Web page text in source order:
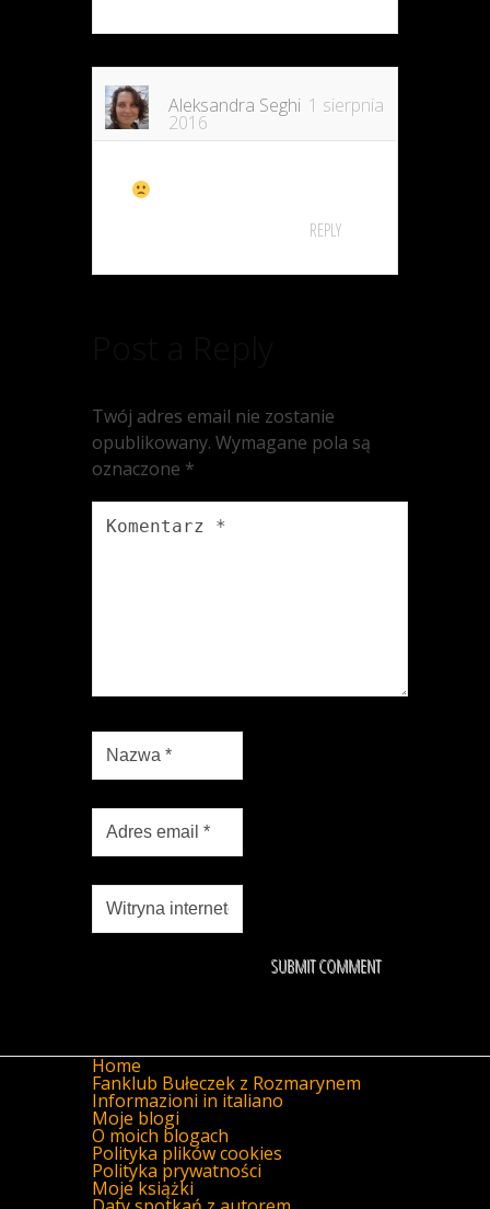
Aleksandra Seghi 1 sierpnia
2016
REPLY
Twój adres email nie zostanie
opublikowany. Wymagane pola są
oznaczone *
Home
Fanklub Bułeczek z Rozmarynem
Informazioni in italiano
Moje blogi
O moich blogach
Polityka plików cookies
Polityka prywatności
Moje książki